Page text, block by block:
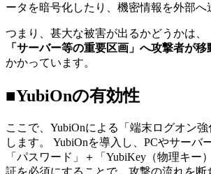
ータを暗号化したり、機密情報を外部へ
つまり、甚大な被害が出るかどうかは、
「サーバー等の重要区画」へ攻撃者が
かかっています。
■YubiOnの有効性
ここで、YubiOnによる「端末ログオン
します。 YubiOnを導入し、PCやサーバ
「パスワード」＋「YubiKey（物理キー
証を必須にすることで、攻撃の流れを断